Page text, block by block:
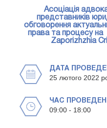
Асоціація
представників
обговорення
права та процесу на
Zaporizhzhia
ДАТА
25 лютого 2022
ЧАС
09:00 - 18:00